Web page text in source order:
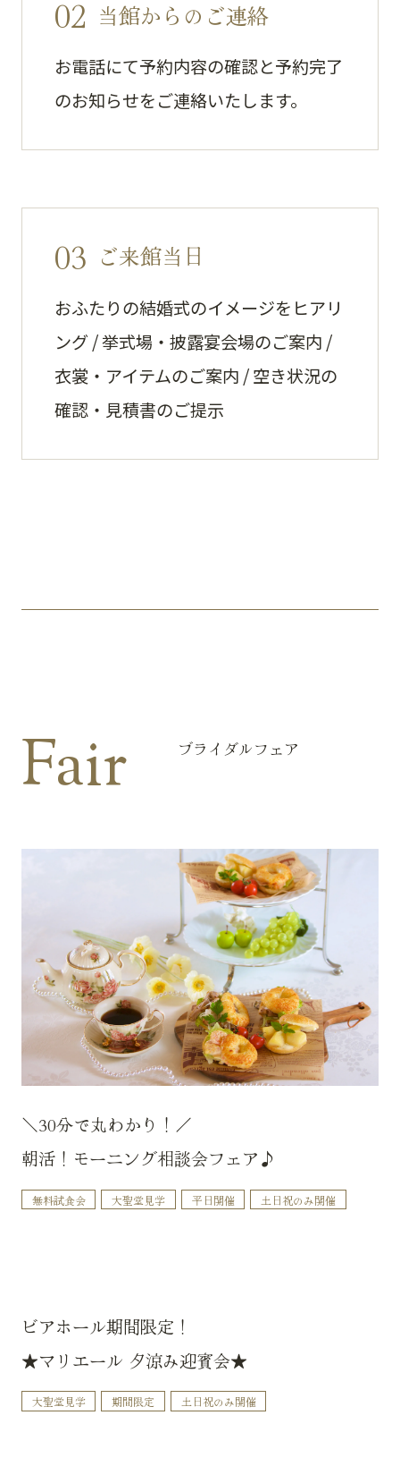
02 当館からのご連絡
お電話にて予約内容の確認と予約完了
のお知らせをご連絡いたします。
03 ご来館当日
おふたりの結婚式のイメージをヒアリ
ング / 挙式場・披露宴会場のご案内 /
衣裳・アイテムのご案内 / 空き状況の
確認・見積書のご提示
Fair ブライダルフェア
＼30分で丸わかり！／
朝活！モーニング相談会フェア♪
無料試食会 大聖堂見学 平日開催 土日祝のみ開催
ビアホール期間限定！
★マリエール 夕涼み迎賓会★
大聖堂見学 期間限定 土日祝のみ開催